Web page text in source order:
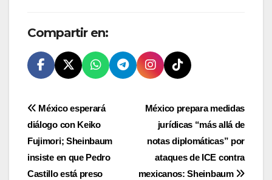
Compartir en:
Navegación
de
entradas
México prepara medidas
jurídicas “más allá de
notas diplomáticas” por
ataques de ICE contra
mexicanos: Sheinbaum
México esperará
diálogo con Keiko
Fujimori; Sheinbaum
insiste en que Pedro
Castillo está preso